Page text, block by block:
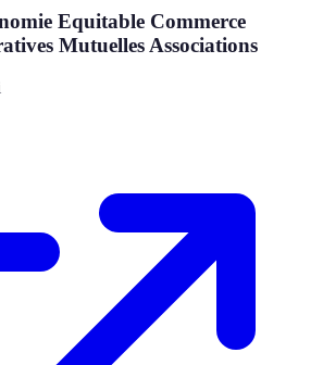
Equitable Commerce
Mutuelles Associations